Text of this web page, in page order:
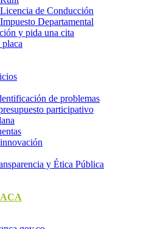
de Conducción
Departamental
y pida una cita
de problemas
participativo​
y Ética Pública